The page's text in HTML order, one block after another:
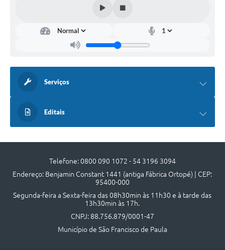
Serviços
Editais
Telefone: 0800 090 1072 - 54 3196 3094
Endereço: Benjamin Constant 1441 (antiga Fábrica Ortopé) | CEP:
95400-000
Segunda-feira a Sexta-feira das 08h30min às 11h30 e à tarde das
13h30min às 17h.
CNPJ: 88.756.879/0001-47
Município de São Francisco de Paula